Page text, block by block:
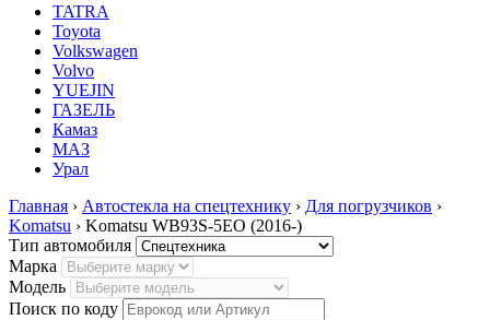
TATRA
Toyota
Volkswagen
Volvo
YUEJIN
ГАЗЕЛЬ
Камаз
МАЗ
Урал
Главная › Автостекла на спецтехнику › Для погрузчиков ›
Komatsu › Komatsu WB93S-5EO (2016-)
Тип автомобиля
Марка
Модель
Поиск по коду